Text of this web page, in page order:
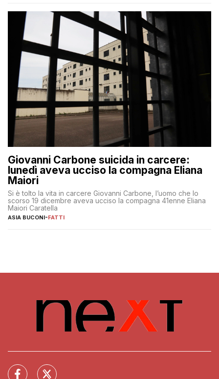
Giovanni Carbone suicida in carcere:
lunedì aveva ucciso la compagna Eliana
Maiori
Si è tolto la vita in carcere Giovanni Carbone, l’uomo che lo
scorso 19 dicembre aveva ucciso la compagna 41enne Eliana
Maiori Caratella
ASIA BUCONI-FATTI